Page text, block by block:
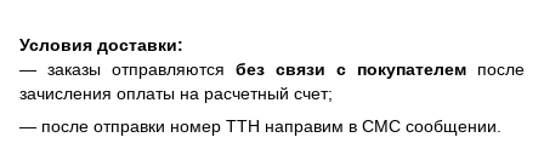
Условия доставки:
— заказы отправляются без связи с покупателем после
зачисления оплаты на расчетный счет;
— после отправки номер ТТН направим в СМС сообщении.